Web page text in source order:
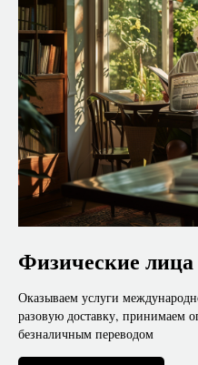
Физические лица
Оказываем услуги
разовую доставку, принимаем
безналичным переводом